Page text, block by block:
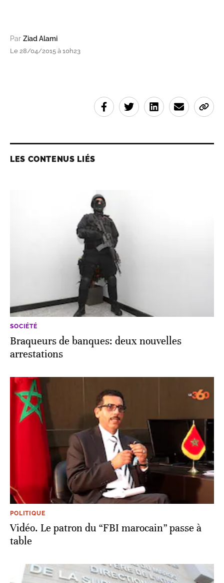
Par Ziad Alami
Le 28/04/2015 à 10h23
LES CONTENUS LIÉS
SOCIÉTÉ
Braqueurs de banques: deux nouvelles
arrestations
POLITIQUE
Vidéo. Le patron du “FBI marocain” passe à
table